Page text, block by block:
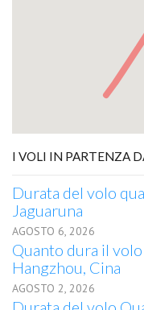
I VOLI IN PARTENZA
Durata del volo
Jaguaruna
AGOSTO 6, 2026
Quanto dura il
Hangzhou, Cina
AGOSTO 2, 2026